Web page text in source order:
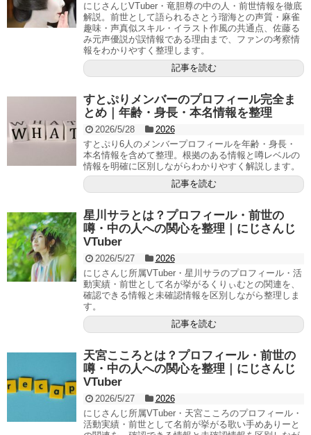
にじさんじVTuber・竜胆尊の中の人・前世情報を徹底
解説。前世として語られるさとう瑠海との声質・麻雀
趣味・声真似スキル・イラスト作風の共通点、佐藤る
み元声優説が誤情報である理由まで、ファンの考察情
報をわかりやすく整理します。
記事を読む
すとぷりメンバーのプロフィール完全ま
とめ｜年齢・身長・本名情報を整理
2026/5/28
2026
すとぷり6人のメンバープロフィールを年齢・身長・
本名情報を含めて整理。根拠のある情報と噂レベルの
情報を明確に区別しながらわかりやすく解説します。
記事を読む
星川サラとは？プロフィール・前世の
噂・中の人への関心を整理｜にじさんじ
VTuber
2026/5/27
2026
にじさんじ所属VTuber・星川サラのプロフィール・活
動実績・前世として名が挙がるくりぃむとの関連を、
確認できる情報と未確認情報を区別しながら整理しま
す。
記事を読む
天宮こころとは？プロフィール・前世の
噂・中の人への関心を整理｜にじさんじ
VTuber
2026/5/27
2026
にじさんじ所属VTuber・天宮こころのプロフィール・
活動実績・前世として名前が挙がる歌い手めありーと